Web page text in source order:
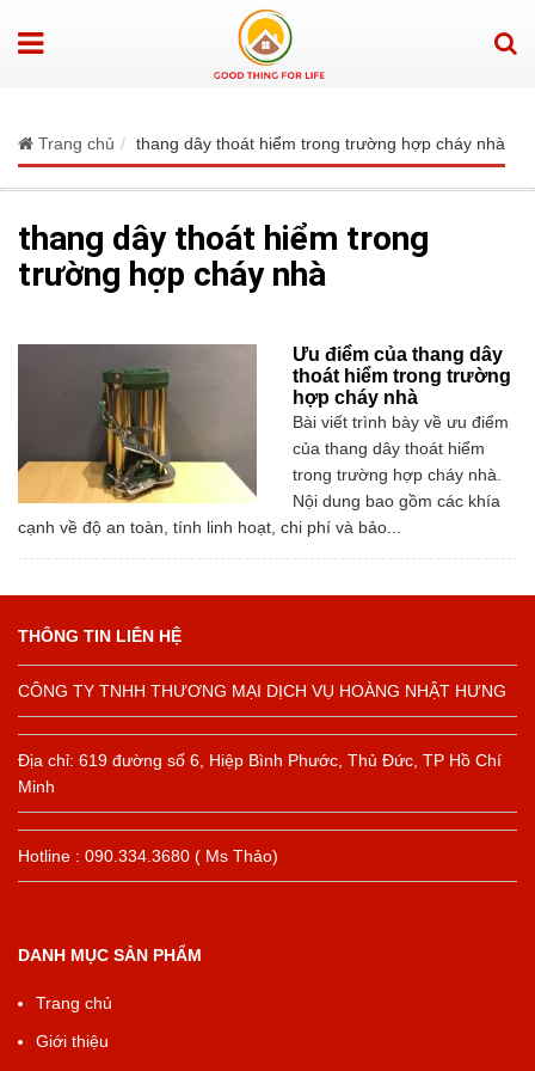
Trang chủ thang dây thoát hiểm trong trường hợp cháy nhà
thang dây thoát hiểm trong
trường hợp cháy nhà
Ưu điểm của thang dây
thoát hiểm trong trường
hợp cháy nhà
Bài viết trình bày về ưu điểm
của thang dây thoát hiểm
trong trường hợp cháy nhà.
Nội dung bao gồm các khía
cạnh về độ an toàn, tính linh hoạt, chi phí và bảo...
THÔNG TIN LIÊN HỆ
CÔNG TY TNHH THƯƠNG MẠI DỊCH VỤ HOÀNG NHẬT HƯNG
Địa chỉ: 619 đường số 6, Hiệp Bình Phước, Thủ Đức, TP Hồ Chí
Minh
Hotline : 090.334.3680 ( Ms Thảo)
DANH MỤC SẢN PHẨM
Trang chủ
Giới thiệu